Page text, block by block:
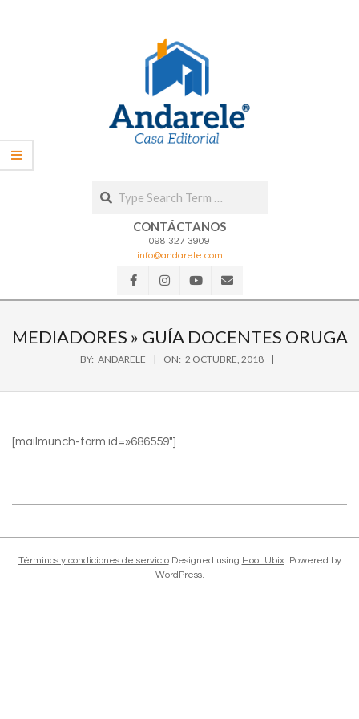
CONTÁCTANOS
098 327 3909
info@andarele.com
Navigation
Menu
MEDIADORES » GUÍA DOCENTES ORUGA
BY: ANDARELE ON: 2 OCTUBRE, 2018
[mailmunch-form id=»686559″]
10-
02
Términos y condiciones de servicioDesigned using Hoot Ubix. Powered by
WordPress.